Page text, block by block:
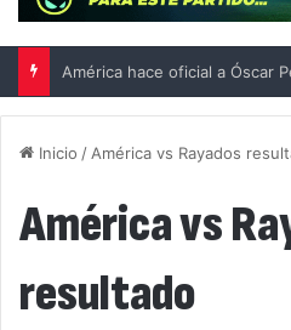
Inicio / América vs Rayados
América vs
resultado